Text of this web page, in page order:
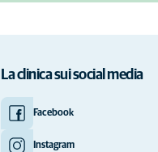
La clinica sui social media
Facebook
Instagram